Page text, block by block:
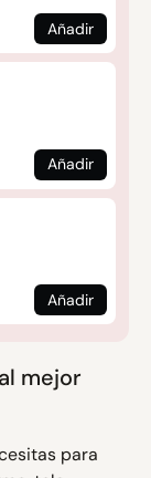
Añadir
Añadir
Añadir
mejor
para